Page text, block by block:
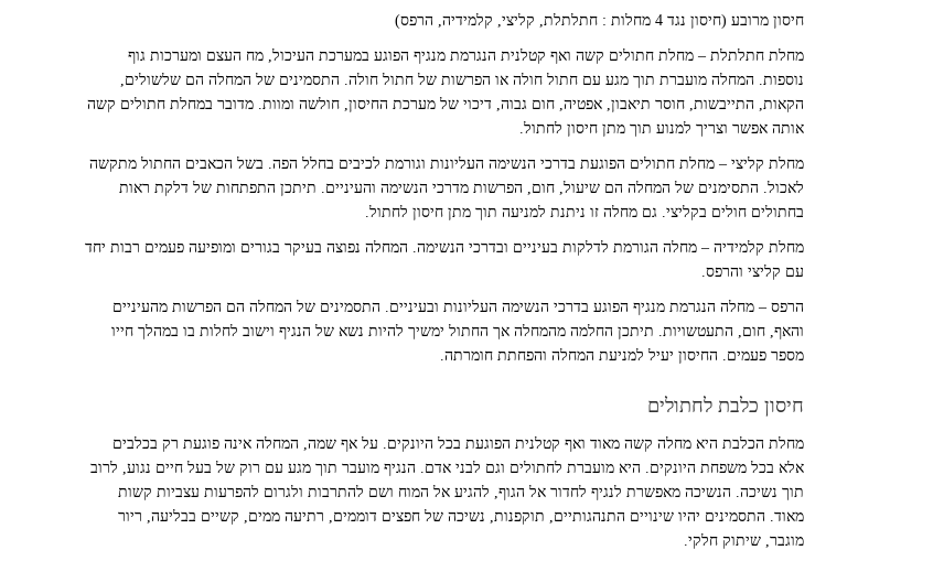
חיסון מרובע (חיסון נגד 4 מחלות : חתלתלת, קליצי, קלמידיה, הרפס)
מחלת חתלתלת – מחלת חתולים קשה ואף קטלנית הנגרמת מנגיף הפוגע במערכת העיכול, מח העצם ומערכות גוף
נוספות. המחלה מועברת תוך מגע עם חתול חולה או הפרשות של חתול חולה. התסמינים של המחלה הם שלשולים,
הקאות, התייבשות, חוסר תיאבון, אפטיה, חום גבוה, דיכוי של מערכת החיסון, חולשה ומוות. מדובר במחלת חתולים קשה
אותה אפשר וצריך למנוע תוך מתן חיסון לחתול.
מחלת קליצי – מחלת חתולים הפוגעת בדרכי הנשימה העליונות וגורמת לכיבים בחלל הפה. בשל הכאבים החתול מתקשה
לאכול. התסימנים של המחלה הם שיעול, חום, הפרשות מדרכי הנשימה והעיניים. תיתכן התפתחות של דלקת ראות
בחתולים חולים בקליצי. גם מחלה זו ניתנת למניעה תוך מתן חיסון לחתול.
מחלת קלמידיה – מחלה הגורמת לדלקות בעיניים ובדרכי הנשימה. המחלה נפוצה בעיקר בגורים ומופיעה פעמים רבות יחד
עם קליצי והרפס.
הרפס – מחלה הנגרמת מנגיף הפוגע בדרכי הנשימה העליונות ובעיניים. התסמינים של המחלה הם הפרשות מהעיניים
והאף, חום, התעטשויות. תיתכן החלמה מהמחלה אך החתול ימשיך להיות נשא של הנגיף וישוב לחלות בו במהלך חייו
מספר פעמים. החיסון יעיל למניעת המחלה והפחתת חומרתה.
חיסון כלבת לחתולים
מחלת הכלבת היא מחלה קשה מאוד ואף קטלנית הפוגעת בכל היונקים. על אף שמה, המחלה אינה פוגעת רק בכלבים
אלא בכל משפחת היונקים. היא מועברת לחתולים וגם לבני אדם. הנגיף מועבר תוך מגע עם רוק של בעל חיים נגוע, לרוב
תוך נשיכה. הנשיכה מאפשרת לנגיף לחדור אל הגוף, להגיע אל המוח ושם להתרבות ולגרום להפרעות עצביות קשות
מאוד. התסמינים יהיו שינויים התנהגותיים, תוקפנות, נשיכה של חפצים דוממים, רתיעה ממים, קשיים בבליעה, ריור
מוגבר, שיתוק חלקי.